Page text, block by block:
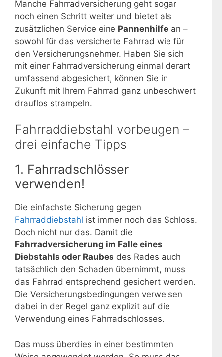
Manche Fahrradversicherung geht sogar
noch einen Schritt weiter und bietet als
zusätzlichen Service eine Pannenhilfe an –
sowohl für das versicherte Fahrrad wie für
den Versicherungsnehmer. Haben Sie sich
mit einer Fahrradversicherung einmal derart
umfassend abgesichert, können Sie in
Zukunft mit Ihrem Fahrrad ganz unbeschwert
drauflos strampeln.
Fahrraddiebstahl vorbeugen –
drei einfache Tipps
1. Fahrradschlösser
verwenden!
Die einfachste Sicherung gegen
Fahrraddiebstahl ist immer noch das Schloss.
Doch nicht nur das. Damit die
Fahrradversicherung im Falle eines
Diebstahls oder Raubes des Rades auch
tatsächlich den Schaden übernimmt, muss
das Fahrrad entsprechend gesichert werden.
Die Versicherungsbedingungen verweisen
dabei in der Regel ganz explizit auf die
Verwendung eines Fahrradschlosses.
Das muss überdies in einer bestimmten